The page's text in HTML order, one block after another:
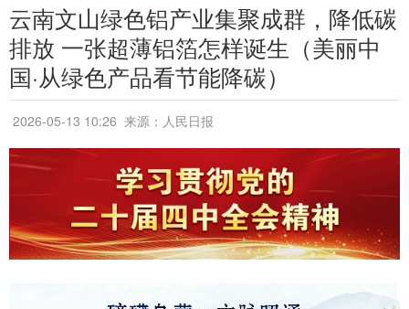
云南文山绿色铝产业集聚成群，降低碳
排放 一张超薄铝箔怎样诞生（美丽中
国·从绿色产品看节能降碳）
2026-05-13 10:26 来源：人民日报